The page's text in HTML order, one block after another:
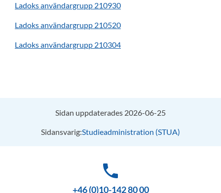
Ladoks användargrupp 210930
Ladoks användargrupp 210520
Ladoks användargrupp 210304
Sidan uppdaterades 2026-06-25
Sidansvarig:Studieadministration (STUA)
phone
+46 (0)10-142 80 00